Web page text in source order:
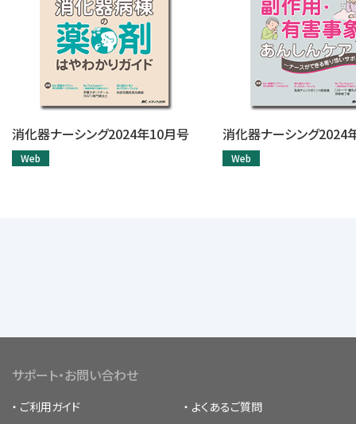
消化器ナーシング2024年10月号
Web
消化器ナーシング2024
Web
サポート・お問い合わせ
ご利用ガイド よくあるご質問